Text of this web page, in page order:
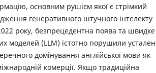
основним рушієм якої є стрімкий
генеративного штучного інтелекту
року, безпрецедентна поява та швидке
моделей (LLM) істотно порушили
домінування англійської мови як
комерції. Якщо традиційна